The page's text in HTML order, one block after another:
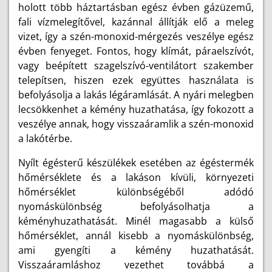
holott több háztartásban egész évben gázüzemű,
fali vízmelegítővel, kazánnal állítják elő a meleg
vizet, így a szén-monoxid-mérgezés veszélye egész
évben fenyeget. Fontos, hogy klímát, páraelszívót,
vagy beépített szagelszívó-ventilátort szakember
telepítsen, hiszen ezek együttes használata is
befolyásolja a lakás légáramlását. A nyári melegben
lecsökkenhet a kémény huzathatása, így fokozott a
veszélye annak, hogy visszaáramlik a szén-monoxid
a lakótérbe.
Nyílt égésterű készülékek esetében az égéstermék
hőmérséklete és a lakáson kívüli, környezeti
hőmérséklet különbségéből adódó
nyomáskülönbség befolyásolhatja a
kéményhuzathatását. Minél magasabb a külső
hőmérséklet, annál kisebb a nyomáskülönbség,
ami gyengíti a kémény huzathatását.
Visszaáramláshoz vezethet továbbá a